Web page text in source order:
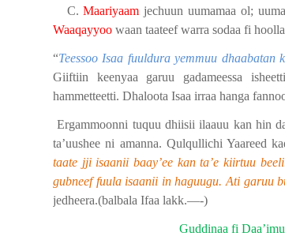
C.Maariyaam jechuun uumamaa ol;
Waaqayyoo waan taateef warra sodaa fi
“Teessoo Isaa fuuldura yemmuu
Giiftiin keenyaa garuu gadameessa
hammetteetti. Dhaloota Isaa irraa hanga
Ergammoonni tuquu dhiisii ilaauu kan hin
ta’uushee ni amanna. Qulqullichi Yaareed
taate jji isaanii baay’ee kan ta’e kiirtuu
gubneef fuula isaanii in haguugu. Ati garuu
jedheera.(balbala Ifaa lakk.—-)
Guddinaa fi